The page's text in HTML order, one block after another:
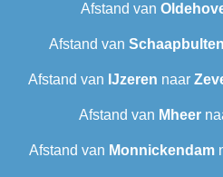
Afstand van
Afstand van Schaapbulten
Afstand van IJzeren naar
Afstand van Mheer
Afstand van Monnickendam